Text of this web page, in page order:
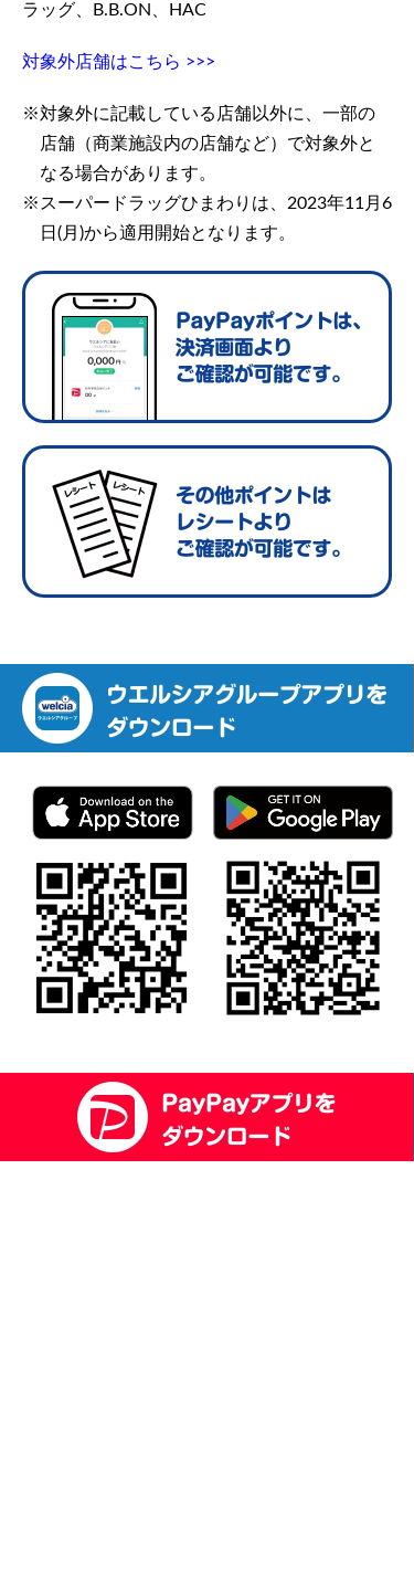
ラッグ、B.B.ON、HAC
対象外店舗はこちら >>>
対象外に記載している店舗以外に、一部の
店舗（商業施設内の店舗など）で対象外と
なる場合があります。
スーパードラッグひまわりは、2023年11月6
日(月)から適用開始となります。